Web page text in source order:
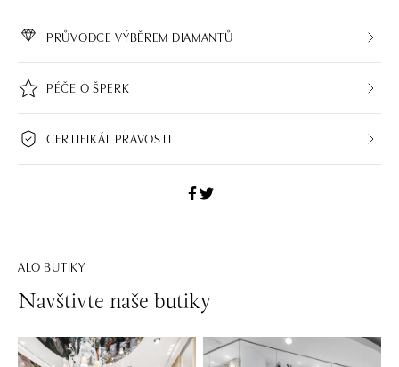
PRŮVODCE VÝBĚREM DIAMANTŮ
PÉČE O ŠPERK
CERTIFIKÁT PRAVOSTI
ALO BUTIKY
Navštivte naše butiky